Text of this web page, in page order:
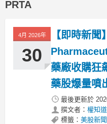
PRTA
4月 2026年
30
【即時新
藥廠收購狂
藥股爆量噴
最後更新於
撰文者： 權知道
標籤： 美股新